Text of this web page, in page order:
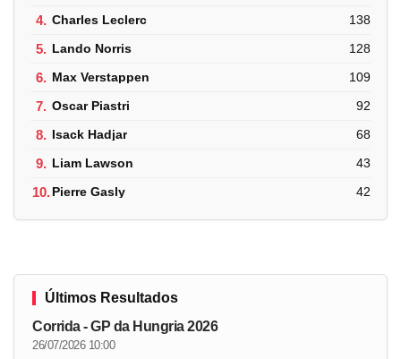
4. Charles Leclerc 138
5. Lando Norris 128
6. Max Verstappen 109
7. Oscar Piastri 92
8. Isack Hadjar 68
9. Liam Lawson 43
10.Pierre Gasly 42
Últimos Resultados
Corrida - GP da Hungria 2026
26/07/2026 10:00